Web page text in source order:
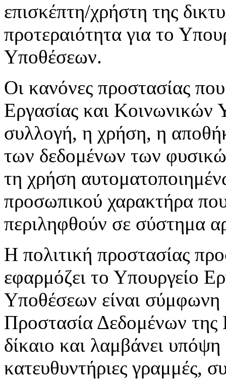
επισκέπτη/χρήστη της
προτεραιότητα για το
Υποθέσεων.
Οι κανόνες προστασίας
Εργασίας και Κοινωνικών
συλλογή, η χρήση, η
των δεδομένων των
τη χρήση
προσωπικού χαρακτήρα
περιληφθούν σε σύστημα
Η πολιτική προστασίας
εφαρμόζει το Υπουργείο
Υποθέσεων είναι σύμφωνη
Προστασία Δεδομένων
δίκαιο και λαμβάνει υπόψη
κατευθυντήριες γραμμές,